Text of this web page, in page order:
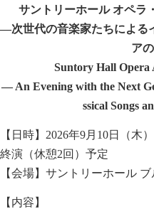
サントリーホール オペラ
―次世代の音楽家たちによる
ア
Suntory Hall Opera
— An Evening with the Next
ssical Songs
【日時】2026年9月10日（木
終演（休憩2回）予定
【会場】サントリーホール
【内容】